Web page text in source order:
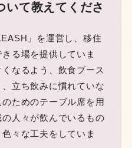
いて教えてくださ
」を運営し、移住
る場を提供していま
なるよう、飲食ブース
立ち飲みに慣れていな
ためのテーブル席を用
人々が飲んでいるもの
々な工夫をしていま